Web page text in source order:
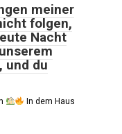
meiner
folgen,
Nacht
und du
In dem Haus